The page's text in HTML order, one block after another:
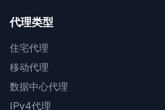
代理类型
住宅代理
移动代理
数据中心代理
IPv4代理